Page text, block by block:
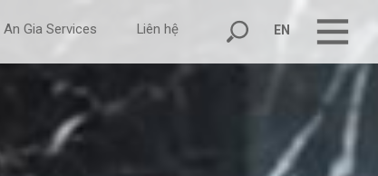
EN
An Gia Services Liên hệ